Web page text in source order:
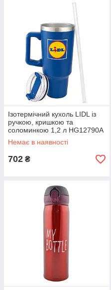
Ізотермічний кухоль LIDL із
ручкою, кришкою та
соломинкою 1,2 л HG12790A
Blue
Немає в наявності
702 ₴